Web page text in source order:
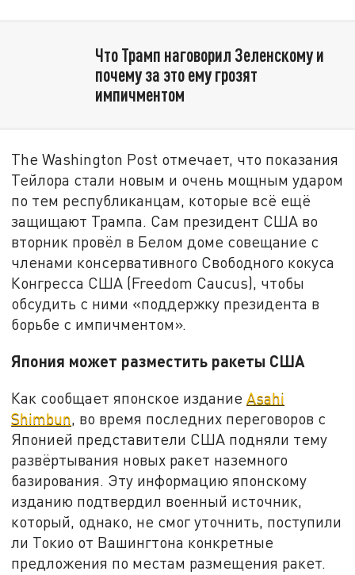
Что Трамп наговорил Зеленскому и
почему за это ему грозят
импичментом
The Washington Post отмечает, что показания
Тейлора стали новым и очень мощным ударом
по тем республиканцам, которые всё ещё
защищают Трампа. Сам президент США во
вторник провёл в Белом доме совещание с
членами консервативного Свободного кокуса
Конгресса США (Freedom Caucus), чтобы
обсудить с ними «поддержку президента в
борьбе с импичментом».
Япония может разместить ракеты США
Как сообщает японское изданиеAsahi
Shimbun, во время последних переговоров с
Японией представители США подняли тему
развёртывания новых ракет наземного
базирования. Эту информацию японскому
изданию подтвердил военный источник,
который, однако, не смог уточнить, поступили
ли Токио от Вашингтона конкретные
предложения по местам размещения ракет.